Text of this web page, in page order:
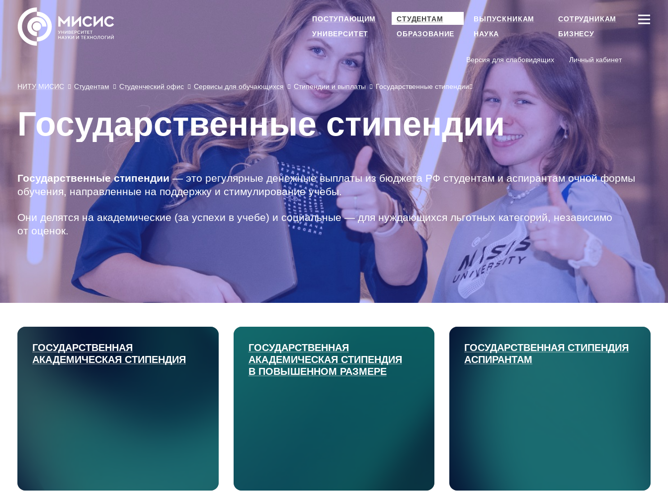
ПОСТУПАЮЩИМ СТУДЕНТАМ ВЫПУСКНИКАМ
СОТРУДНИКАМ
УНИВЕРСИТЕТ
ОБРАЗОВАНИЕ НАУКА БИЗНЕСУ
Версия для слабовидящих Личный кабинет
НИТУ МИСИС Студентам Студенческий офис Сервисы для обучающихся Стипендии и выплаты Государственные стипендии
Государственные стипендии
Государственные стипендии— это регулярные денежные выплаты из бюджета РФ студентам и аспирантам очной формы
обучения, направленные на поддержку и стимулирование учебы.
Они делятся на академические (за успехи в учебе) и социальные — для нуждающихся льготных категорий, независимо
от оценок.
ГОСУДАРСТВЕННАЯ
АКАДЕМИЧЕСКАЯ СТИПЕНДИЯ
ГОСУДАРСТВЕННАЯ
АКАДЕМИЧЕСКАЯ СТИПЕНДИЯ
В ПОВЫШЕННОМ РАЗМЕРЕ
ГОСУДАРСТВЕННАЯ СТИПЕНДИЯ
АСПИРАНТАМ